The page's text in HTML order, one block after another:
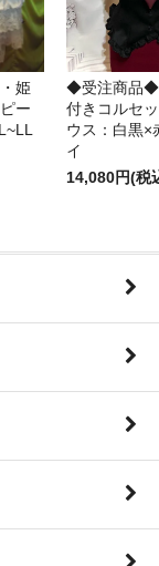
姫
ー
◆受注商品◆
付きコルセ
ウス：白黒×
イ
14,080円(税